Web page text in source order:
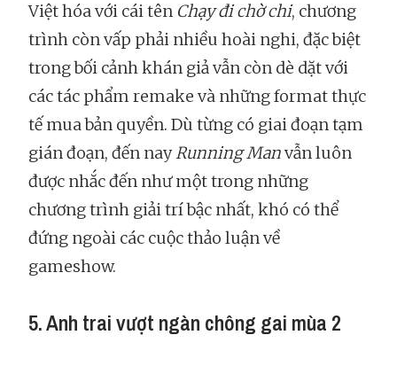
Việt hóa với cái tên Chạy đi chờ chi, chương
trình còn vấp phải nhiều hoài nghi, đặc biệt
trong bối cảnh khán giả vẫn còn dè dặt với
các tác phẩm remake và những format thực
tế mua bản quyền. Dù từng có giai đoạn tạm
gián đoạn, đến nayRunning Manvẫn luôn
được nhắc đến như một trong những
chương trình giải trí bậc nhất, khó có thể
đứng ngoài các cuộc thảo luận về
gameshow.
5. Anh trai vượt ngàn chông gai mùa 2